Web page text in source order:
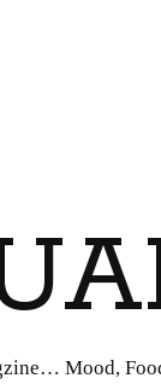
Mood,